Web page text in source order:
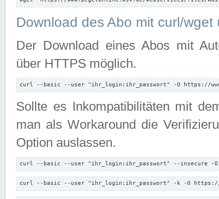
Download des Abo mit curl/
Der Download eines Abos mit
über HTTPS möglich.
curl --basic --user "ihr_login:ihr_passwort" -O https://
Sollte es Inkompatibilitäten mit
man als Workaround die
Option auslassen.
curl --basic --user "ihr_login:ihr_passwort" --insecure -
curl --basic --user "ihr_login:ihr_passwort" -k -O https://